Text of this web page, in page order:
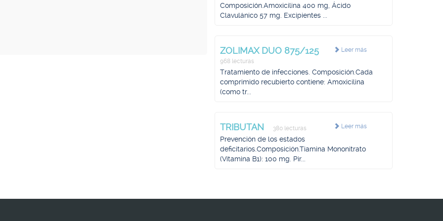
Composición.Amoxicilina 400 mg, Ácido
Clavulánico 57 mg. Excipientes ...
Leer más
ZOLIMAX DUO 875/125
968 lecturas
Tratamiento de infecciones. Composición.Cada
comprimido recubierto contiene: Amoxicilina
(como tr...
Leer más
TRIBUTAN 380 lecturas
Prevención de los estados
deficitarios.Composición.Tiamina Mononitrato
(Vitamina B1): 100 mg. Pir...